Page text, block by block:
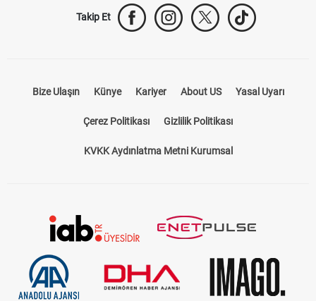
Takip Et
Bize Ulaşın Künye Kariyer About US Yasal Uyarı
Çerez Politikası Gizlilik Politikası
KVKK Aydınlatma Metni Kurumsal